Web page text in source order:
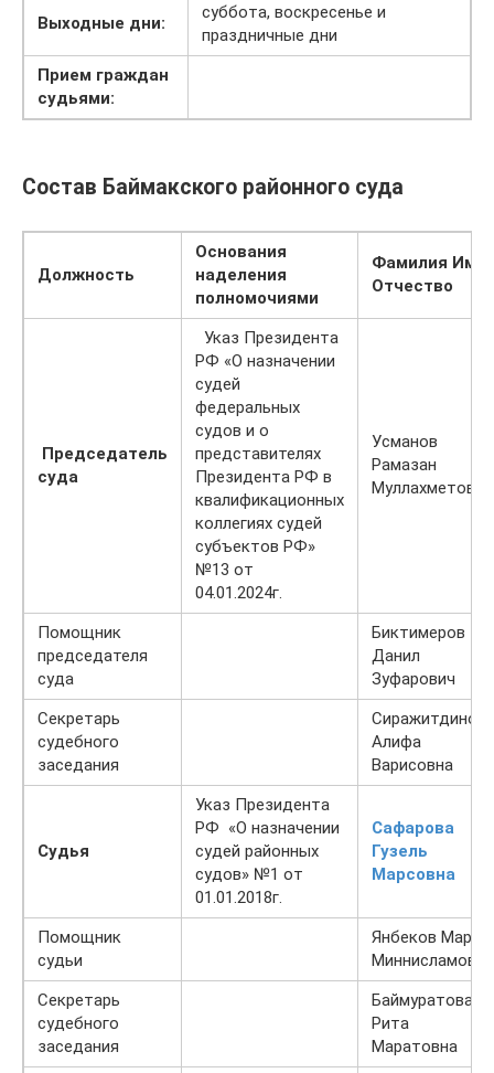
Выходные дни:
суббота, воскресенье и
праздничные дни
Прием граждан
судьями:
Состав Баймакского районного суда
Должность
Основания
наделения
полномочиями
Фамилия Имя
Отчество
Председатель
суда
Указ Президента
РФ «О назначении
судей
федеральных
судов и о
представителях
Президента РФ в
квалификационных
коллегиях судей
субъектов РФ»
№13 от
04.01.2024г.
Усманов
Рамазан
Муллахметович
Помощник
председателя
суда
Биктимеров
Данил
Зуфарович
Секретарь
судебного
заседания
Сиражитдинова
Алифа
Варисовна
Судья
Указ Президента
РФ «О назначении
судей районных
судов» №1 от
01.01.2018г.
Сафарова
Гузель
Марсовна
Помощник
судьи
Янбеков Марат
Миннисламович
Секретарь
судебного
заседания
Баймуратова
Рита
Маратовна